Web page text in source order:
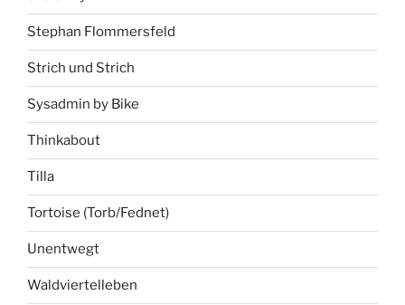
Stephan Flommersfeld
Strich und Strich
Sysadmin by Bike
Thinkabout
Tilla
Tortoise (Torb/Fednet)
Unentwegt
Waldviertelleben